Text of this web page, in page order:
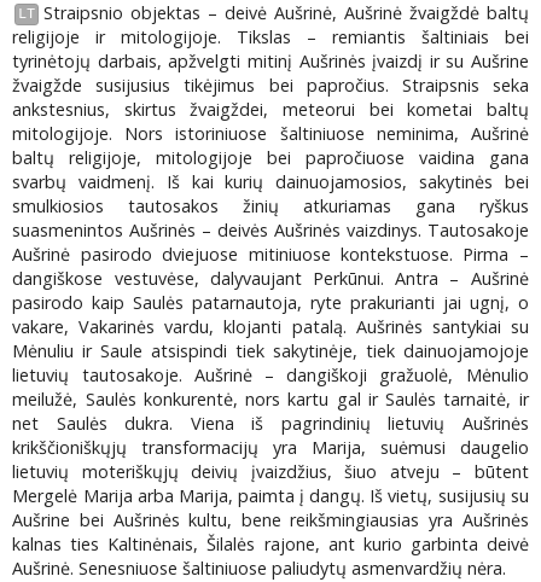
LT Straipsnio objektas – deivė Aušrinė, Aušrinė žvaigždė baltų
religijoje ir mitologijoje. Tikslas – remiantis šaltiniais bei
tyrinėtojų darbais, apžvelgti mitinį Aušrinės įvaizdį ir su Aušrine
žvaigžde susijusius tikėjimus bei papročius. Straipsnis seka
ankstesnius, skirtus žvaigždei, meteorui bei kometai baltų
mitologijoje. Nors istoriniuose šaltiniuose neminima, Aušrinė
baltų religijoje, mitologijoje bei papročiuose vaidina gana
svarbų vaidmenį. Iš kai kurių dainuojamosios, sakytinės bei
smulkiosios tautosakos žinių atkuriamas gana ryškus
suasmenintos Aušrinės – deivės Aušrinės vaizdinys. Tautosakoje
Aušrinė pasirodo dviejuose mitiniuose kontekstuose. Pirma –
dangiškose vestuvėse, dalyvaujant Perkūnui. Antra – Aušrinė
pasirodo kaip Saulės patarnautoja, ryte prakurianti jai ugnį, o
vakare, Vakarinės vardu, klojanti patalą. Aušrinės santykiai su
Mėnuliu ir Saule atsispindi tiek sakytinėje, tiek dainuojamojoje
lietuvių tautosakoje. Aušrinė – dangiškoji gražuolė, Mėnulio
meilužė, Saulės konkurentė, nors kartu gal ir Saulės tarnaitė, ir
net Saulės dukra. Viena iš pagrindinių lietuvių Aušrinės
krikščioniškųjų transformacijų yra Marija, suėmusi daugelio
lietuvių moteriškųjų deivių įvaizdžius, šiuo atveju – būtent
Mergelė Marija arba Marija, paimta į dangų. Iš vietų, susijusių su
Aušrine bei Aušrinės kultu, bene reikšmingiausias yra Aušrinės
kalnas ties Kaltinėnais, Šilalės rajone, ant kurio garbinta deivė
Aušrinė. Senesniuose šaltiniuose paliudytų asmenvardžių nėra.